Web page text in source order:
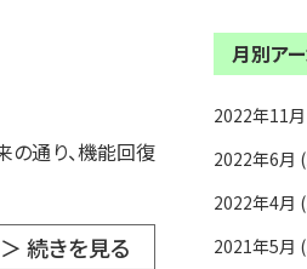
月別ア
2022年11
2022年6月
2022年4月
2021年5月
の通り、機能回復
＞ 続きを見る